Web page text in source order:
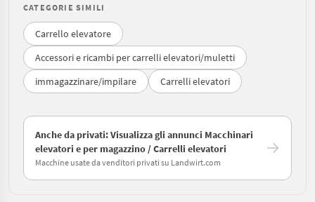
CATEGORIE SIMILI
Carrello elevatore
Accessori e ricambi per carrelli elevatori/muletti
immagazzinare/impilare
Carrelli elevatori
Anche da privati: Visualizza gli annunci Macchinari
elevatori e per magazzino / Carrelli elevatori
Macchine usate da venditori privati su Landwirt.com